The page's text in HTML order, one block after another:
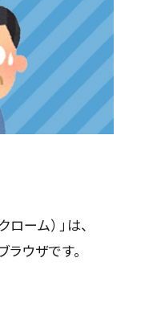
ーム）」は、
ウザです。